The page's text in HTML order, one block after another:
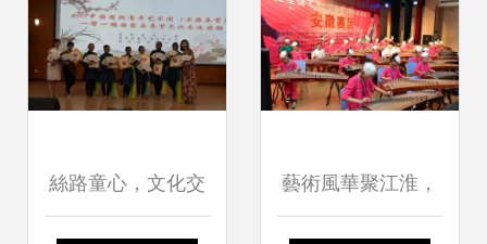
絲路童心，文化交 藝術風華聚江淮，